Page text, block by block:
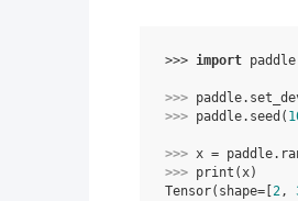
>>> import paddle
>>> paddle.
>>> paddle. seed (
>>> x = paddle.
>>> print (x)
Tensor(shape=[ 2,